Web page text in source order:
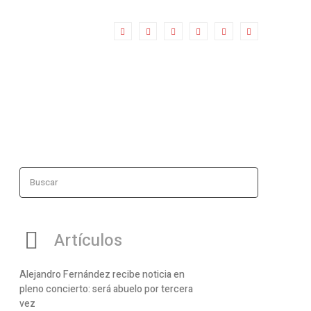
Buscar
Artículos
Alejandro Fernández recibe noticia en
pleno concierto: será abuelo por tercera
vez